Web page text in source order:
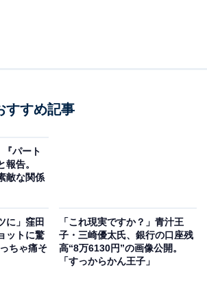
すすめ記事
パート
告。
敵な関係
に」窪田
ットに驚
ちゃ痛そ
「これ現実ですか？」青汁王
子・三崎優太氏、銀行の口座残
高“8万6130円”の画像公開。
「すっからかん王子」